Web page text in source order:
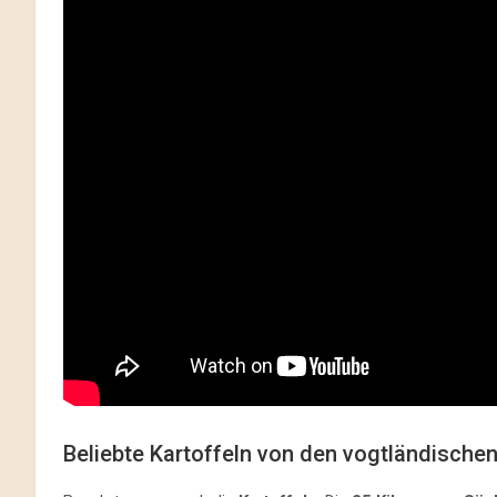
Beliebte Kartoffeln von den